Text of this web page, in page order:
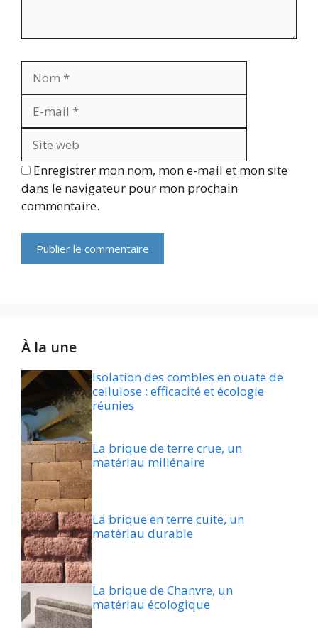
Enregistrer mon nom, mon e-mail et mon site
dans le navigateur pour mon prochain
commentaire.
À la une
Isolation des combles en ouate de
cellulose : efficacité et écologie
réunies
La brique de terre crue, un
matériau millénaire
La brique en terre cuite, un
matériau durable
La brique de Chanvre, un
matériau écologique